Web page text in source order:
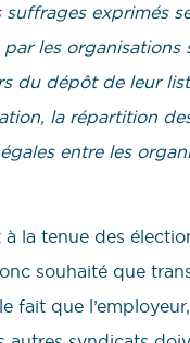
suffrages exprimés
les organisations
du dépôt de leur
la répartition
entre les
à la tenue des
souhaité que
fait que